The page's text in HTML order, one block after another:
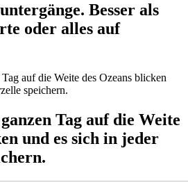
Besser als
oder alles auf
Tag auf die Weite
und es sich in jeder